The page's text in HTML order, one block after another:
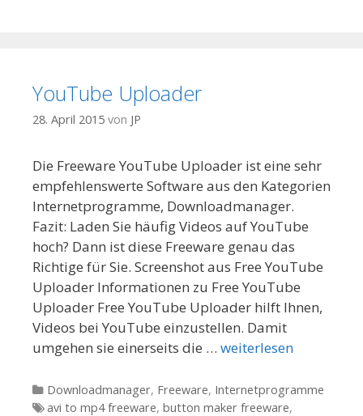
YouTube Uploader
28. April 2015 von JP
Die Freeware YouTube Uploader ist eine sehr
empfehlenswerte Software aus den Kategorien
Internetprogramme, Downloadmanager.
Fazit: Laden Sie häufig Videos auf YouTube
hoch? Dann ist diese Freeware genau das
Richtige für Sie. Screenshot aus Free YouTube
Uploader Informationen zu Free YouTube
Uploader Free YouTube Uploader hilft Ihnen,
Videos bei YouTube einzustellen. Damit
umgehen sie einerseits die … weiterlesen
Kategorien
Downloadmanager, Freeware, Internetprogramme
Tags
avi to mp4 freeware, button maker freeware,